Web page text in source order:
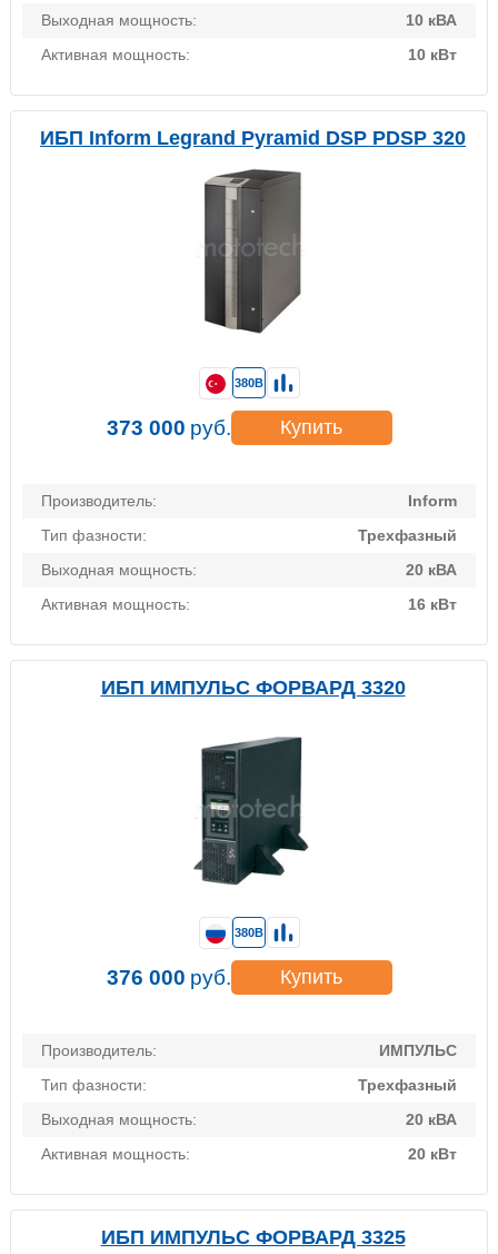
Выходная мощность:
10 кВА
Активная мощность:
10 кВт
ИБП Inform Legrand Pyramid DSP PDSP 320
Производитель:
Inform
Тип фазности:
Трехфазный
Выходная мощность:
20 кВА
Активная мощность:
16 кВт
380В
373 000 руб. Купить
ИБП ИМПУЛЬС ФОРВАРД 3320
Производитель:
ИМПУЛЬС
Тип фазности:
Трехфазный
Выходная мощность:
20 кВА
Активная мощность:
20 кВт
380В
376 000 руб. Купить
ИБП ИМПУЛЬС ФОРВАРД 3325